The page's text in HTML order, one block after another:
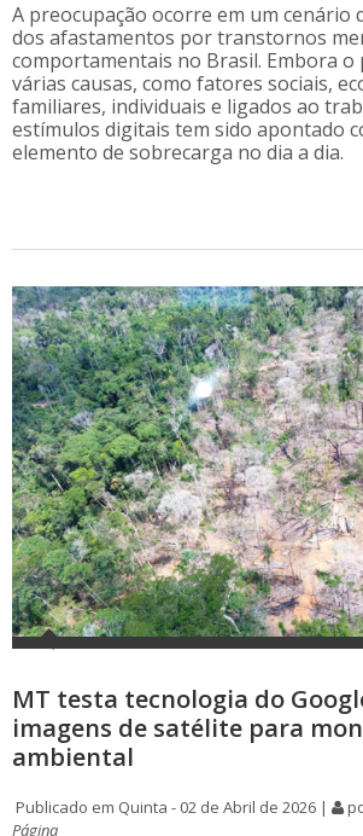
A preocupação ocorre em um cenário
dos afastamentos por transtornos
comportamentais no Brasil. Embora
várias causas, como fatores sociais,
familiares, individuais e ligados ao
estímulos digitais tem sido apontado
elemento de sobrecarga no dia a dia.
MT testa tecnologia do
imagens de satélite para
ambiental
Publicado em Quinta - 02 de Abril de 2026 |
Página